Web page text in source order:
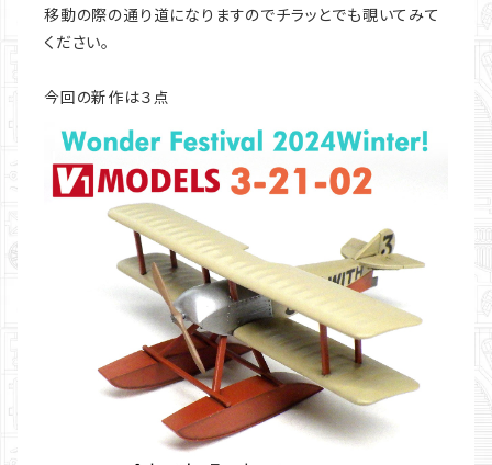
移動の際の通り道になりますのでチラッとでも覗いてみて
ください。
今回の新作は３点